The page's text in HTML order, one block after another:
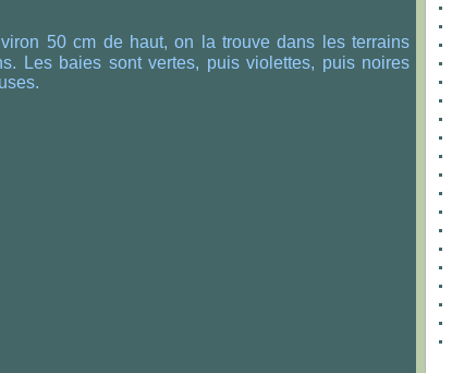
50 cm de haut, on la trouve dans les terrains
Les baies sont vertes, puis violettes, puis noires